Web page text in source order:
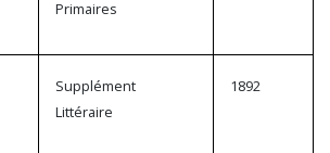
Primaires
Supplément
Littéraire
1892